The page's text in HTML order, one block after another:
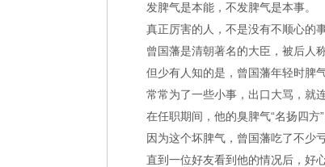
发脾气是本能，不发脾气是本事。
真正厉害的人，不是没有不顺心的
曾国藩是清朝著名的大臣，被后人
但少有人知的是，曾国藩年轻时脾
常常为了一些小事，出口大骂，就
在任职期间，他的臭脾气“名扬四方
因为这个坏脾气，曾国藩吃了不少
直到一位好友看到他的情况后，好